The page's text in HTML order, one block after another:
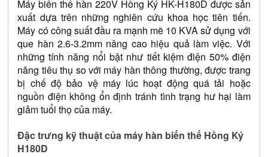
Máy biến thế hàn 220V Hồng Ký HK-H180D được sản
xuất dựa trên những nghiên cứu khoa học tiên tiến.
Máy có công suất đầu ra mạnh mẽ 10 KVA sử dụng với
que hàn 2.6-3.2mm nâng cao hiệu quả làm việc. Với
những tính năng nổi bật như tiết kiệm điện 50% điện
năng tiêu thụ so với máy hàn thông thường, được trang
bị chế độ bảo vệ máy lúc hoạt động quá tải hoặc
nguồn điện không ổn định tránh tình trạng hư hại làm
giảm tuổi thọ của máy.
Đặc trưng kỹ thuật của máy hàn biến thế Hồng Ký
H180D